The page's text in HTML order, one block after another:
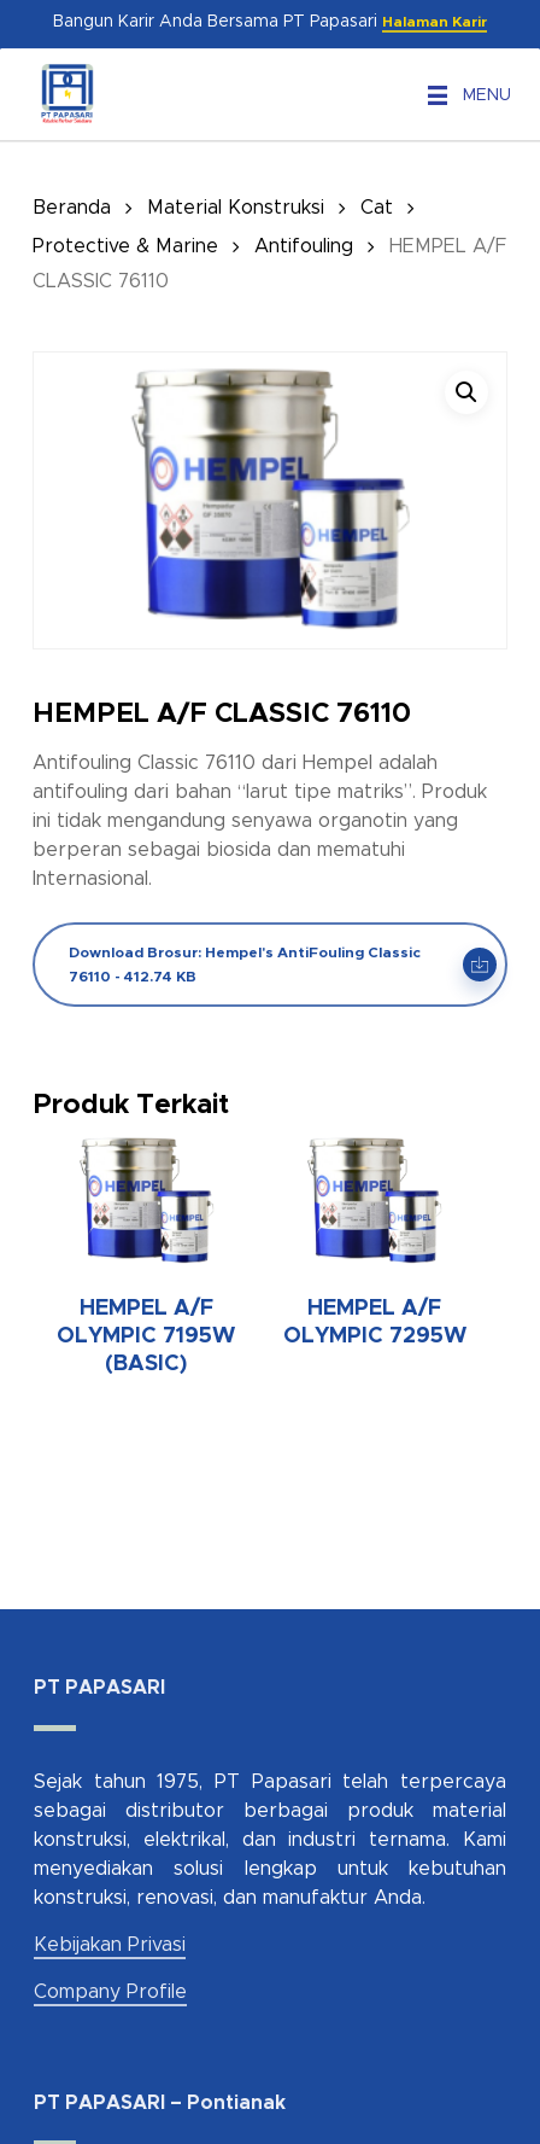
content
Bangun Karir Anda Bersama PT Papasari Halaman Karir
MENU
Beranda Material Konstruksi
Cat
Protective & Marine
Antifouling
HEMPEL A/F
CLASSIC 76110
HEMPEL A/F CLASSIC 76110
Antifouling Classic 76110 dari Hempel adalah
antifouling dari bahan “larut tipe matriks”. Produk
ini tidak mengandung senyawa organotin yang
berperan sebagai biosida dan mematuhi
Internasional.
Download Brosur: Hempel's AntiFouling Classic
76110 - 412.74 KB
Produk Terkait
HEMPEL A/F
OLYMPIC 7195W
(BASIC)
HEMPEL A/F
OLYMPIC 7295W
PT PAPASARI
Sejak tahun 1975, PT Papasari telah terpercaya
sebagai distributor berbagai produk material
konstruksi, elektrikal, dan industri ternama. Kami
menyediakan solusi lengkap untuk kebutuhan
konstruksi, renovasi, dan manufaktur Anda.
Kebijakan Privasi
Company Profile
PT PAPASARI – Pontianak
Menu